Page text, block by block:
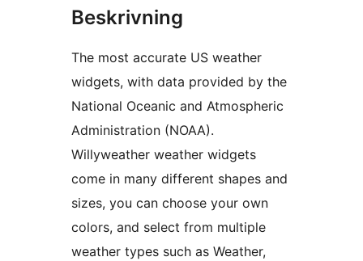
Beskrivning
The most accurate US weather
widgets, with data provided by the
National Oceanic and Atmospheric
Administration (NOAA).
Willyweather weather widgets
come in many different shapes and
sizes, you can choose your own
colors, and select from multiple
weather types such as Weather,